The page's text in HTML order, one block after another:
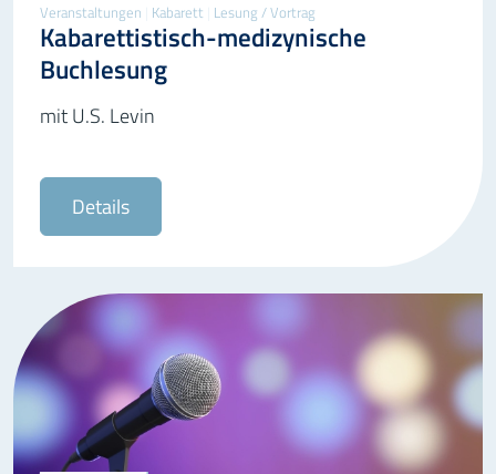
Veranstaltungen Kabarett Lesung / Vortrag
Kabarettistisch-medizynische
Buchlesung
mit U.S. Levin
Details